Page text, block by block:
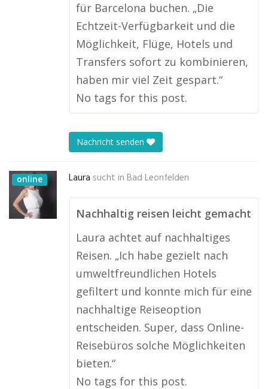
für Barcelona buchen. „Die
Echtzeit-Verfügbarkeit und die
Möglichkeit, Flüge, Hotels und
Transfers sofort zu kombinieren,
haben mir viel Zeit gespart.“
No tags for this post.
Nachricht senden
online Laura sucht in Bad Leonfelden
Nachhaltig reisen leicht gemacht
Laura achtet auf nachhaltiges
Reisen. „Ich habe gezielt nach
umweltfreundlichen Hotels
gefiltert und konnte mich für eine
nachhaltige Reiseoption
entscheiden. Super, dass Online-
Reisebüros solche Möglichkeiten
bieten.“
No tags for this post.